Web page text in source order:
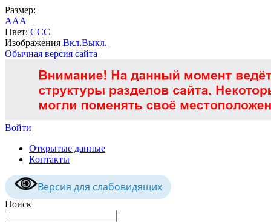
Размер:
AAA
Цвет: CCC
Изображения Вкл.Выкл.
Обычная версия сайта
Войти
Открытые данные
Контакты
Версия для слабовидящих
Поиск